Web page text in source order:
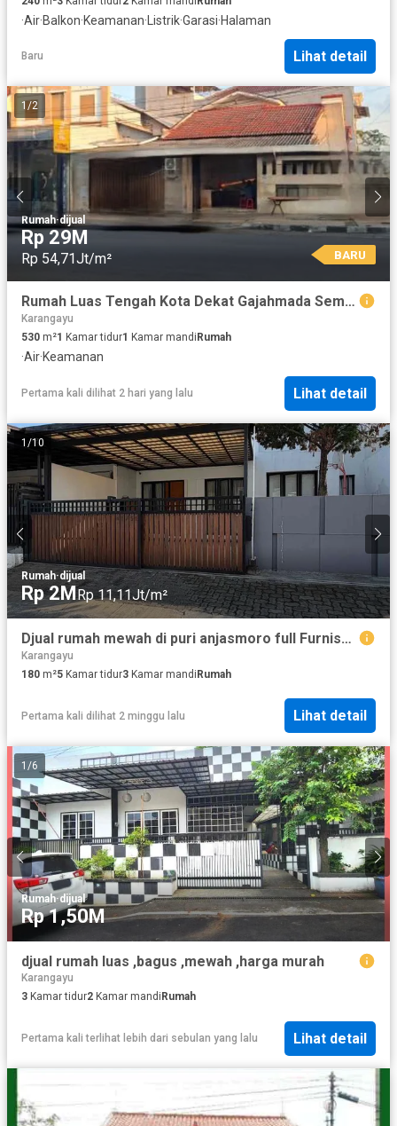
·Air·Balkon·Keamanan·Listrik·Garasi·Halaman
Baru Lihat detail
1 /2
Rumah·dijual
Rp 29M
Rp 54,71Jt/m² BARU
Rumah Luas Tengah Kota Dekat Gajahmada Semarang A5468
Karangayu
530 m²1 Kamar tidur1 Kamar mandi Rumah
·Air·Keamanan
Pertama kali dilihat 2 hari yang lalu Lihat detail
1 /10
Rumah·dijual
Rp 2MRp 11,11Jt/m²
Djual rumah mewah di puri anjasmoro full Furnish dekat bandara
Karangayu
180 m²5 Kamar tidur3 Kamar mandiRumah
Pertama kali dilihat 2 minggu lalu Lihat detail
1 /6
Rumah·dijual
Rp 1,50M
djual rumah luas ,bagus ,mewah ,harga murah
Karangayu
3 Kamar tidur2 Kamar mandi Rumah
Pertama kali terlihat lebih dari sebulan yang lalu Lihat detail